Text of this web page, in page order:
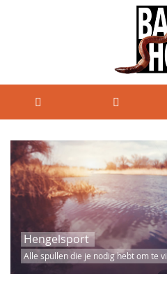
Hengelsport
Alle spullen die je nodig hebt om te